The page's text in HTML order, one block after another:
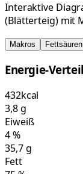
Interaktive
(Blätterteig) mit
Makros Fettsäuren
Energie-
432kcal
3,8g
Eiweiß
4%
35,7g
Fett